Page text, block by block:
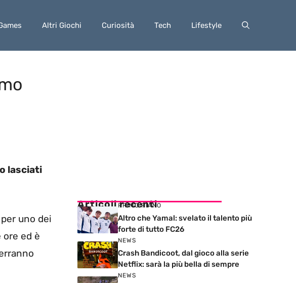
Altri Giochi Curiosità Tech Lifestyle
lasciati
uno dei
ed è
Articoli recenti
PRIMO PIANO
Altro che Yamal: svelato il talento più
forte di tutto FC26
NEWS
Crash Bandicoot, dal gioco alla serie
Netflix: sarà la più bella di sempre
NEWS